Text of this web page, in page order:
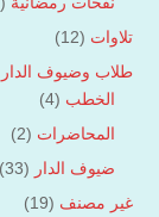
تلاوات (12)
طلاب وضيوف الدار
الخطب (4)
المحاضرات (2)
ضيوف الدار (33)
غير مصنف (19)